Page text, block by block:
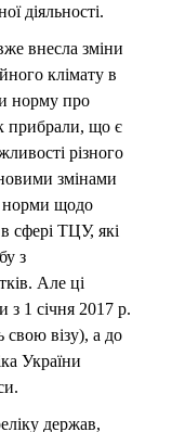
діяльності.
внесла зміни
клімату в
норму про
прибрали, що є
різного
змінами
норми щодо
сфері ТЦУ, які
з
Але ці
з 1 січня 2017 р.
свою візу), а до
України
держав,